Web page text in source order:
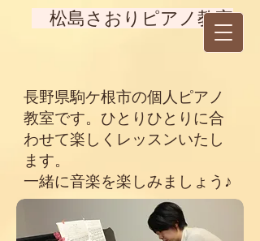
松島さおりピアノ教室
長野県駒ケ根市の個人ピアノ
教室です。ひとりひとりに合
わせて楽しくレッスンいたし
ます。
一緒に音楽を楽しみましょう♪